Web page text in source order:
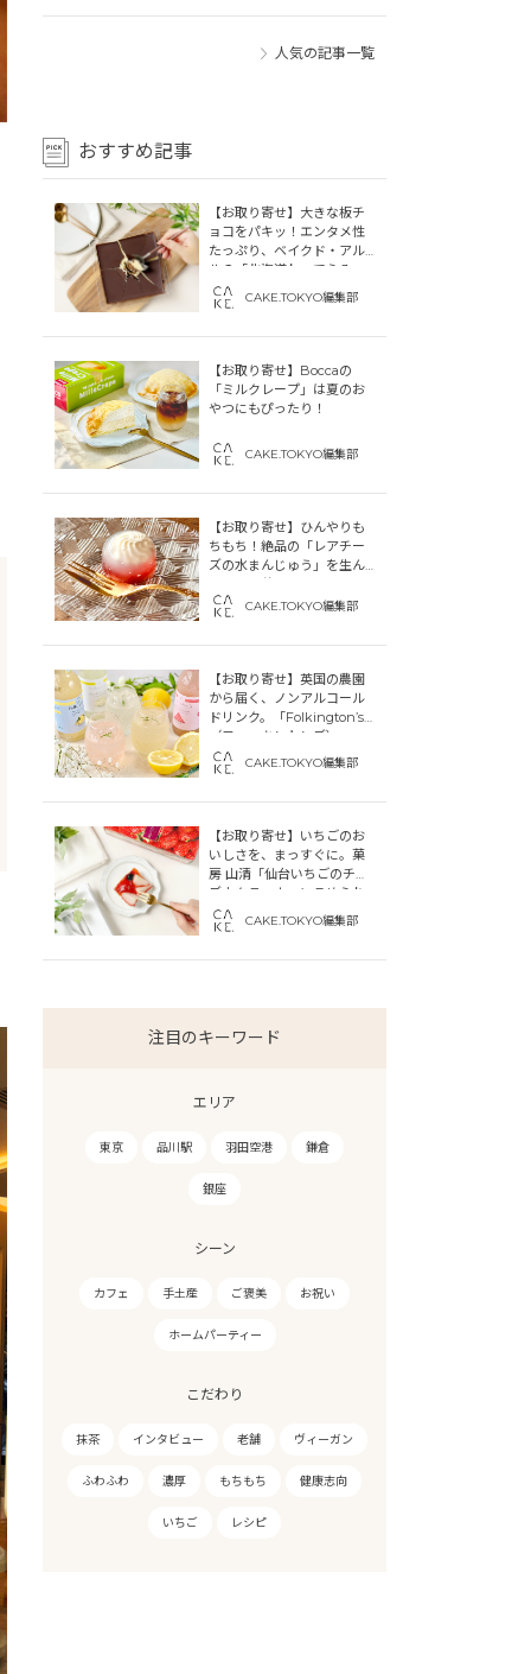
人気の記事一覧
おすすめ記事
【お取り寄せ】大きな板チ
ョコをパキッ！エンタメ性
たっぷり、ベイクド・アル
ルの「北海道わってらみ
す」
CAKE.TOKYO編集部
【お取り寄せ】Boccaの
「ミルクレープ」は夏のお
やつにもぴったり！
CAKE.TOKYO編集部
【お取り寄せ】ひんやりも
ちもち！絶品の「レアチー
ズの水まんじゅう」を生ん
だ「中津菓子かねい」のス
トーリーCAKE.TOKYO編集部
【お取り寄せ】英国の農園
から届く、ノンアルコール
ドリンク。「Folkington’s
（フォーキントンズ）」
CAKE.TOKYO編集部
【お取り寄せ】いちごのお
いしさを、まっすぐに。菓
房 山清「仙台いちごのチー
ズカタラーナ」にこめられ
た宮城への想い
CAKE.TOKYO編集部
注目のキーワード
エリア
東京 品川駅 羽田空港 鎌倉
銀座
シーン
カフェ 手土産 ご褒美 お祝い
ホームパーティー
こだわり
抹茶 インタビュー 老舗 ヴィーガン
ふわふわ 濃厚 もちもち 健康志向
いちご レシピ